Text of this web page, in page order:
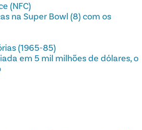
(NFC)
na Super Bowl (8) com os
(1965-85)
em 5 mil milhões de dólares, o